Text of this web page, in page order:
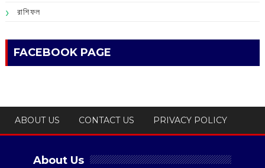
রাশিফল
FACEBOOK PAGE
ABOUT US CONTACT US PRIVACY POLICY
About Us